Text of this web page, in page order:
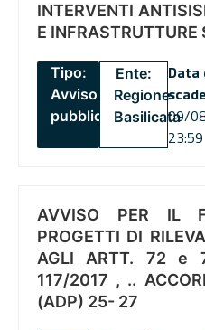
INTERVENTI
E INFRASTRUTTURE
Tipo:
Avviso
pubblico
Ente:
Regione
Basilicata
Data
09/
23:59
AVVISO PER IL
PROGETTI DI
AGLI ARTT. 72 e
117/2017 , ..
(ADP) 25- 27